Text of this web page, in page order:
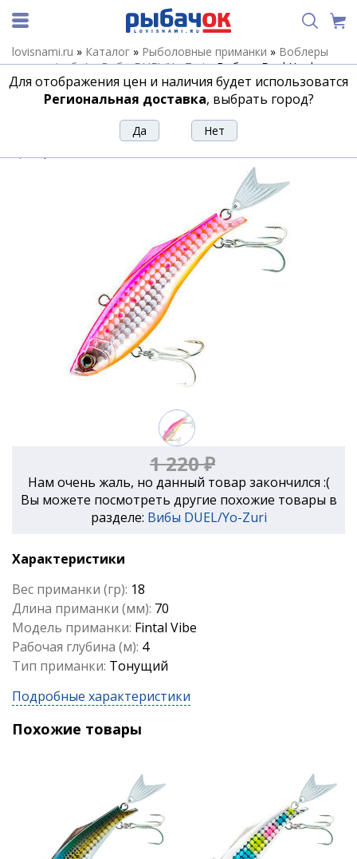
lovisnami.ru » Каталог » Рыболовные приманки » Воблеры
зимние (вибы)»Вибы DUEL/Yo-Zuri»Воблер Duel Hardcore
Fintal Vibe 70 F1186-HPI
Воблер Duel Hardcore Fintal Vibe 70
1 220 ₽
Нам очень жаль, но данный товар закончился :(
Вы можете посмотреть другие похожие товары в
разделе: Вибы DUEL/Yo-Zuri
Характеристики
Вес приманки (гр): 18
Длина приманки (мм): 70
Модель приманки: Fintal Vibe
Рабочая глубина (м): 4
Тип приманки: Тонущий
Подробные характеристики
Похожие товары
Для отображения цен и наличия будет использоватся
Региональная доставка, выбрать город?